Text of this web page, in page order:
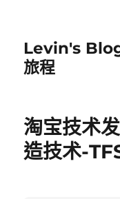
Levin's
旅程
淘宝技术
造技术-